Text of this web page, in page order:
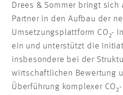
Drees & Sommer bringt sich
Partner in den Aufbau der
Umsetzungsplattform CO₂-
ein und unterstützt die
insbesondere bei der
wirtschaftlichen Bewertung
Überführung komplexer CO₂-